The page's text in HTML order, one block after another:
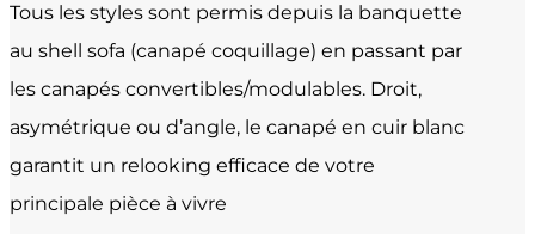
Tous les styles sont permis depuis la banquette
au shell sofa (canapé coquillage) en passant par
les canapés convertibles/modulables. Droit,
asymétrique ou d’angle, le canapé en cuir blanc
garantit un relooking efficace de votre
principale pièce à vivre